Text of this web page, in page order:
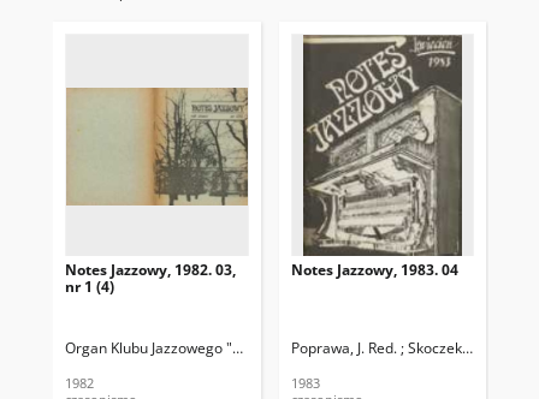
Notes Jazzowy, 1982. 03,
nr 1 (4)
Organ Klubu Jazzowego "Rotunda" Skoczek, T. Red.
1982
Notes Jazzowy, 1983. 04
Poprawa, J. Red. ; Skoczek T. Red.
1983